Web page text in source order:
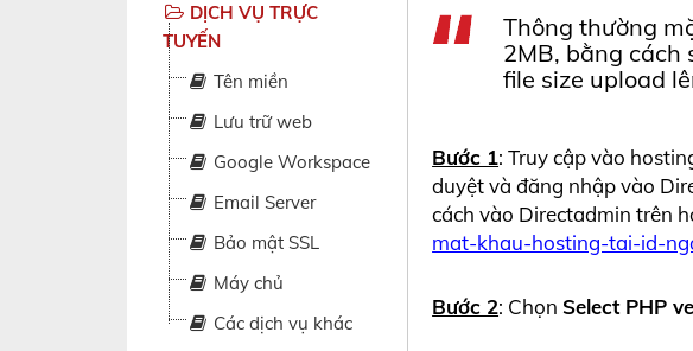
Thông thường
2MB, bằng cách
file size upload
Bước 1: Truy cập vào
duyệt và đăng nhập vào
cách vào Directadmin trên
mat-khau-hosting-tai-id-
Bước 2: ChọnSelect PHP
DỊCH VỤ TRỰC
TUYẾN
Tên miền
Lưu trữ web
Google Workspace
Email Server
Bảo mật SSL
Máy chủ
Các dịch vụ khác